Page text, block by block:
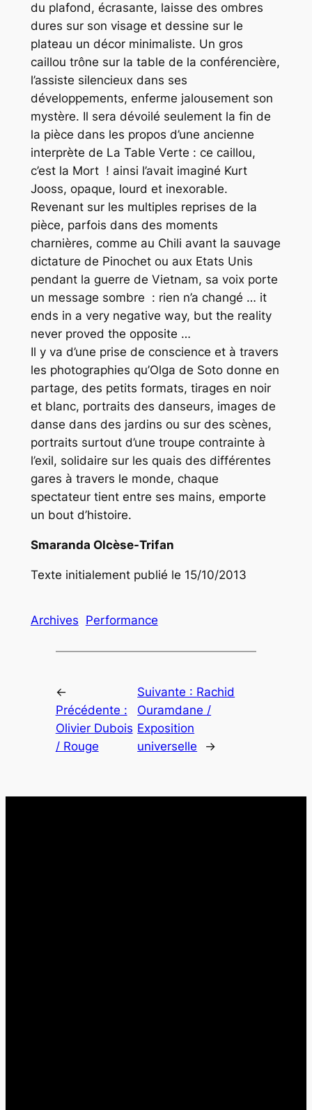
du plafond, écrasante, laisse des ombres
dures sur son visage et dessine sur le
plateau un décor minimaliste. Un gros
caillou trône sur la table de la conférencière,
l’assiste silencieux dans ses
développements, enferme jalousement son
mystère. Il sera dévoilé seulement la fin de
la pièce dans les propos d’une ancienne
interprète de La Table Verte : ce caillou,
c’est la Mort ! ainsi l’avait imaginé Kurt
Jooss, opaque, lourd et inexorable.
Revenant sur les multiples reprises de la
pièce, parfois dans des moments
charnières, comme au Chili avant la sauvage
dictature de Pinochet ou aux Etats Unis
pendant la guerre de Vietnam, sa voix porte
un message sombre : rien n’a changé … it
ends in a very negative way, but the reality
never proved the opposite …
Il y va d’une prise de conscience et à travers
les photographies qu’Olga de Soto donne en
partage, des petits formats, tirages en noir
et blanc, portraits des danseurs, images de
danse dans des jardins ou sur des scènes,
portraits surtout d’une troupe contrainte à
l’exil, solidaire sur les quais des différentes
gares à travers le monde, chaque
spectateur tient entre ses mains, emporte
un bout d’histoire.
Smaranda Olcèse-Trifan
Texte initialement publié le 15/10/2013
Archives Performance
←
Précédente :
Olivier Dubois
/ Rouge
Suivante : Rachid
Ouramdane /
Exposition
universelle
→